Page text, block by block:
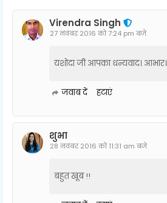
Virendra Singh
27 नवंबर 2016 को 7:24 pm बजे
यशोदा जी आपका धन्यवाद। आभार।
जवाब दें हटाएं
शुभा
28 नवंबर 2016 को 11:31 am बजे
बहुत खूब !!